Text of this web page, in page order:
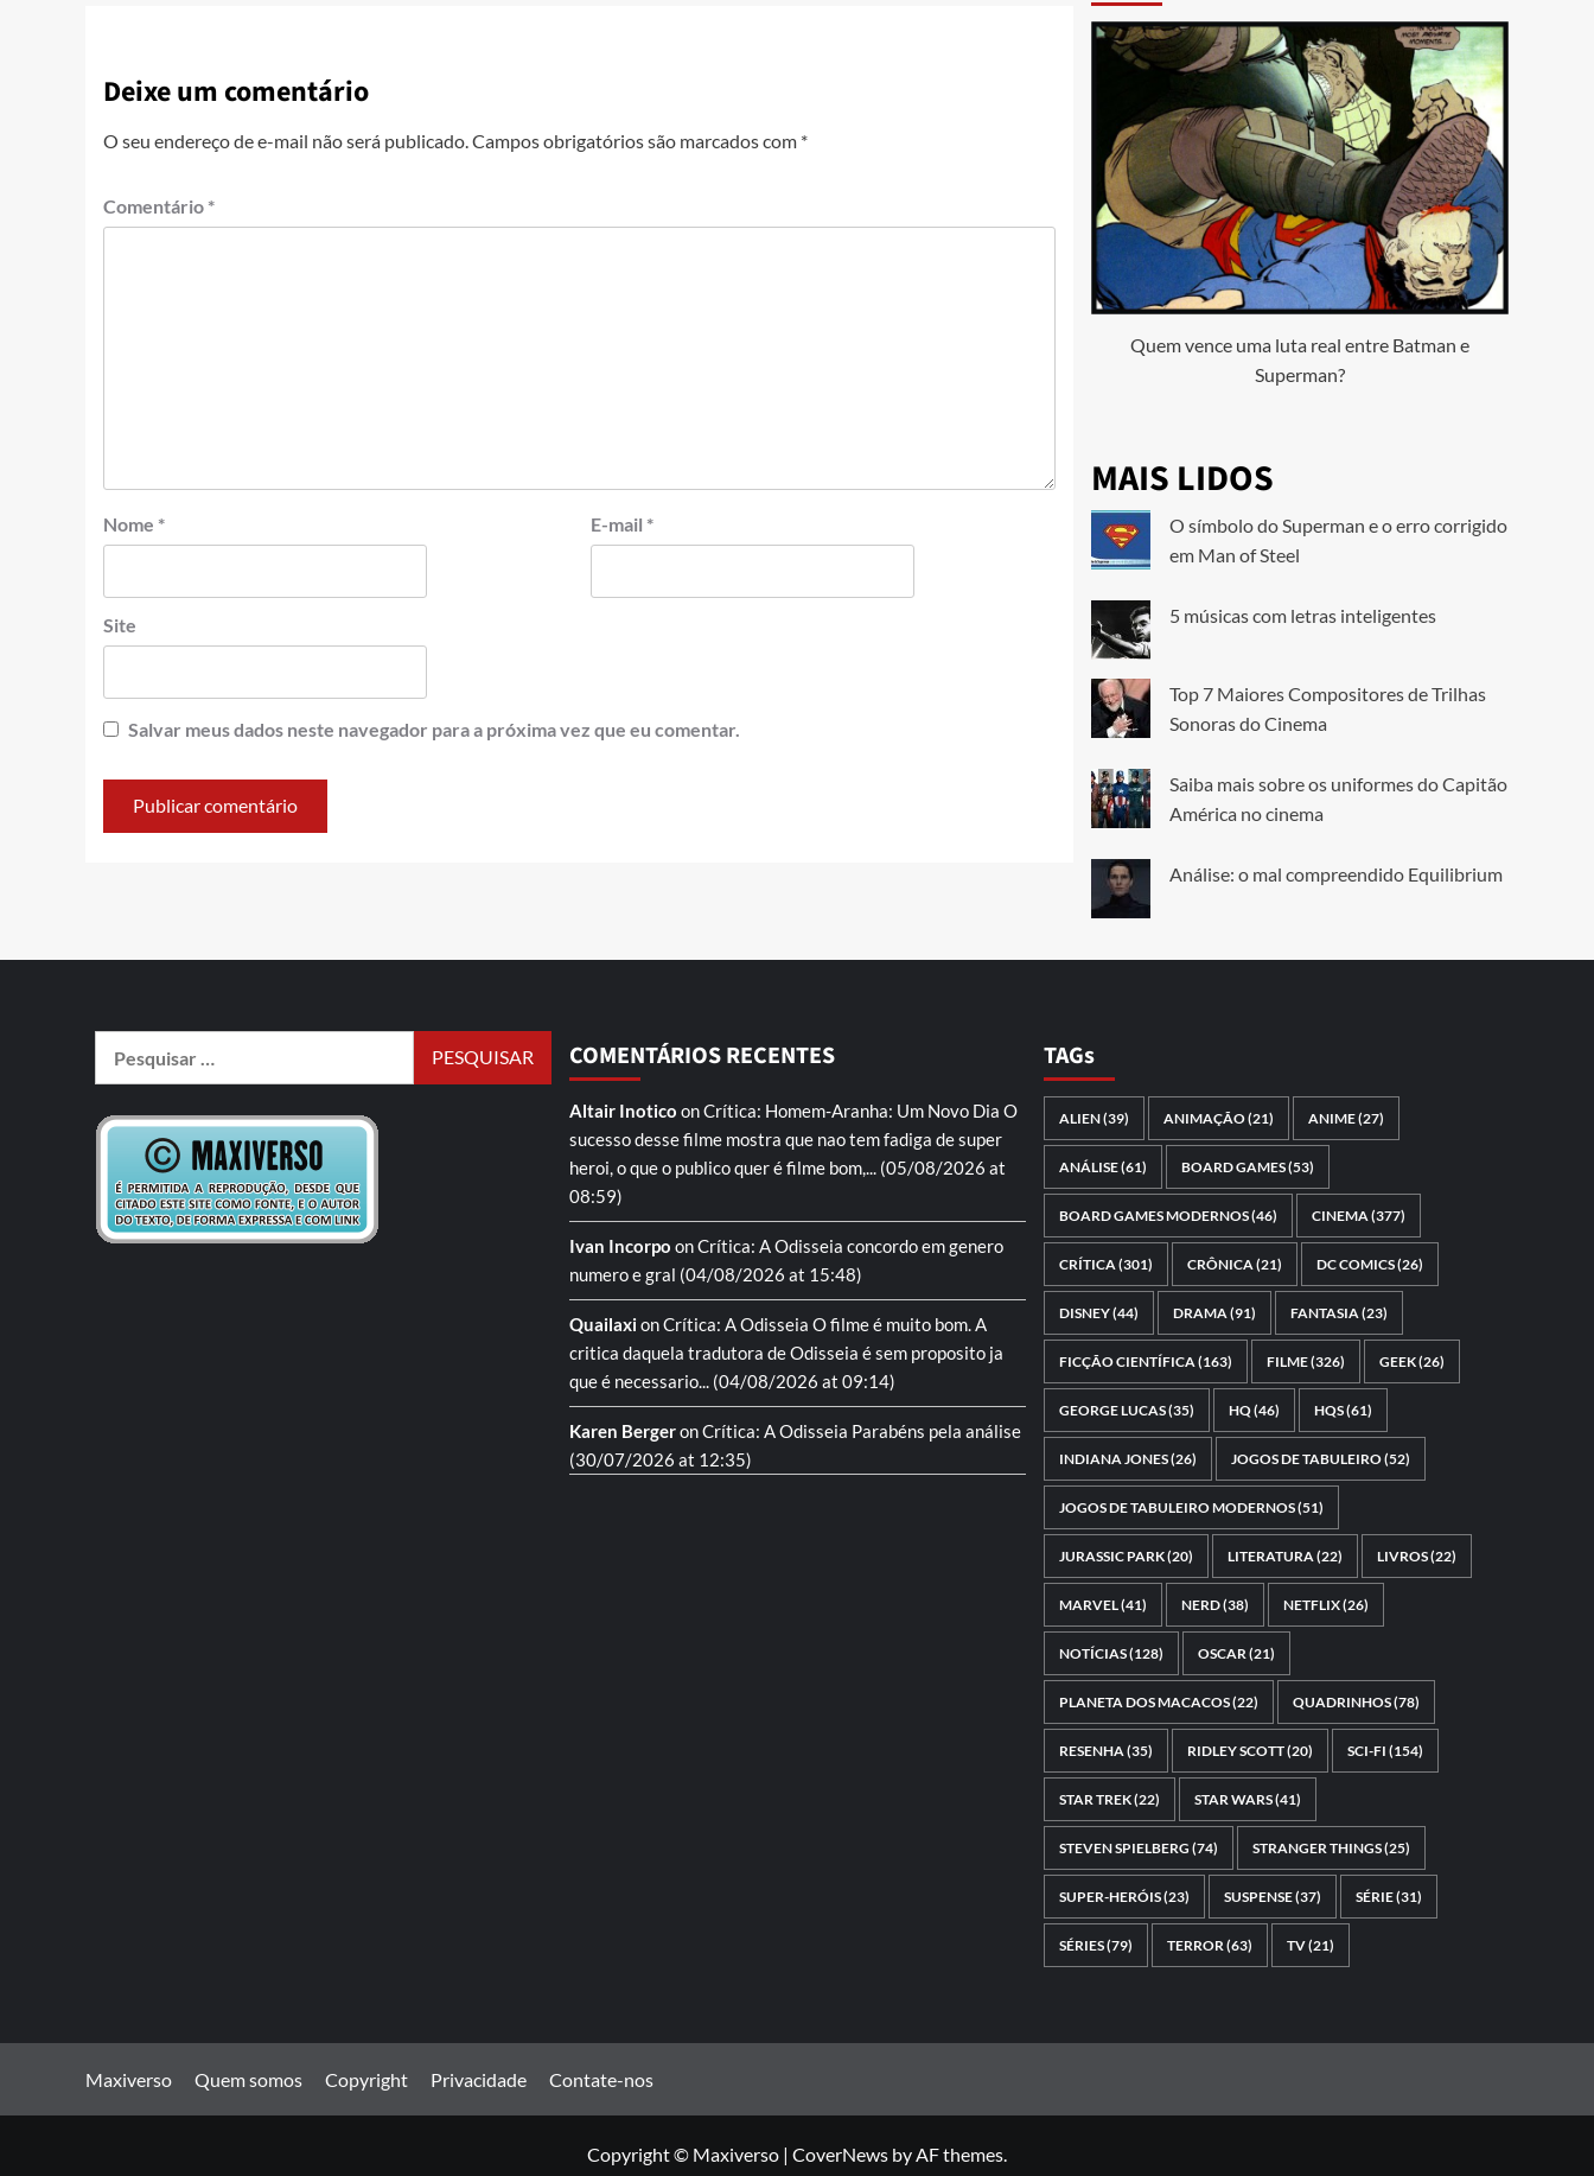
Deixe um comentário
O seu endereço de e-mail não será publicado.Campos obrigatórios são marcados com *
Comentário *
Nome * E-mail *
Site
Salvar meus dados neste navegador para a próxima vez que eu comentar.
Quem vence uma luta real entre Batman e
Superman?
MAIS LIDOS
O símbolo do Superman e o erro corrigido
em Man of Steel
5 músicas com letras inteligentes
Top 7 Maiores Compositores de Trilhas
Sonoras do Cinema
Saiba mais sobre os uniformes do Capitão
América no cinema
Análise: o mal compreendido Equilibrium
COMENTÁRIOS RECENTES
Altair Inotico onCrítica: Homem-Aranha: Um Novo Dia O
sucesso desse filme mostra que nao tem fadiga de super
heroi, o que o publico quer é filme bom,... (05/08/2026 at
08:59)
Ivan Incorpo onCrítica: A Odisseia concordo em genero
numero e gral (04/08/2026 at 15:48)
QuailaxionCrítica: A Odisseia O filme é muito bom. A
critica daquela tradutora de Odisseia é sem proposito ja
que é necessario... (04/08/2026 at 09:14)
Karen BergeronCrítica: A Odisseia Parabéns pela análise
(30/07/2026 at 12:35)
TAGs
ALIEN(39) ANIMAÇÃO(21) ANIME(27)
ANÁLISE(61) BOARD GAMES(53)
BOARD GAMES MODERNOS(46) CINEMA (377)
CRÍTICA (301) CRÔNICA (21) DC COMICS(26)
DISNEY(44) DRAMA (91) FANTASIA (23)
FICÇÃO CIENTÍFICA (163) FILME(326) GEEK(26)
GEORGE LUCAS(35) HQ(46) HQS(61)
INDIANA JONES(26) JOGOS DE TABULEIRO(52)
JOGOS DE TABULEIRO MODERNOS(51)
JURASSIC PARK(20) LITERATURA (22) LIVROS(22)
MARVEL(41) NERD(38) NETFLIX(26)
NOTÍCIAS(128) OSCAR (21)
PLANETA DOS MACACOS(22) QUADRINHOS(78)
RESENHA (35) RIDLEY SCOTT(20) SCI-FI (154)
STAR TREK(22) STAR WARS(41)
STEVEN SPIELBERG (74) STRANGER THINGS(25)
SUPER-HERÓIS(23) SUSPENSE(37) SÉRIE(31)
SÉRIES(79) TERROR (63) TV(21)
Maxiverso Quem somos Copyright Privacidade Contate-nos
Copyright © Maxiverso | CoverNews by AF themes.